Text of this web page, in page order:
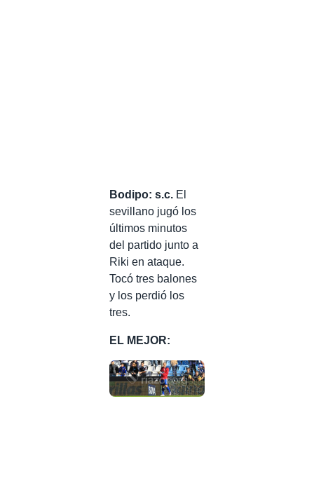
Bodipo: s.c. El
sevillano jugó los
últimos minutos
del partido junto a
Riki en ataque.
Tocó tres balones
y los perdió los
tres.
EL MEJOR: